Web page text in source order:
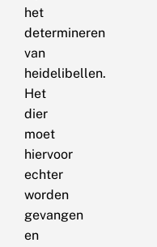
het
determineren
van
heidelibellen.
Het
dier
moet
hiervoor
echter
worden
gevangen
en